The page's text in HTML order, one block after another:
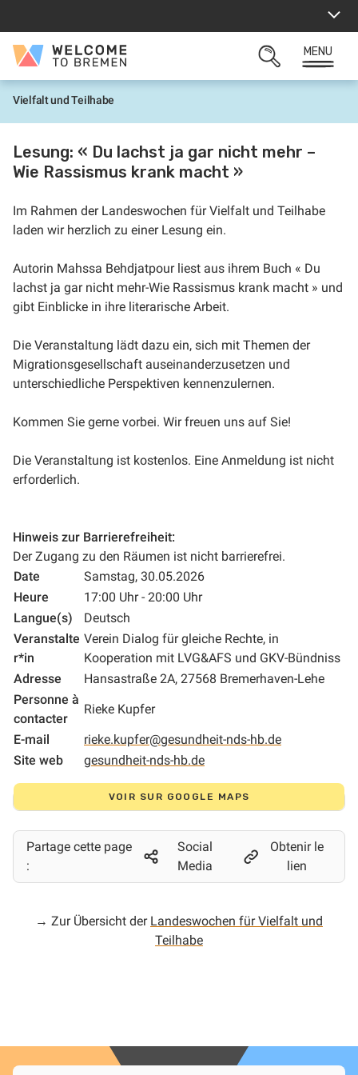
contenu
Welcome
Bremen
OUVRIR
MENU
A
u
e
i
Vielfalt und Teilhabe
Lesung: « Du lachst ja gar nicht mehr –
Wie Rassismus krank macht »
Im Rahmen der Landeswochen für Vielfalt und Teilhabe
laden wir herzlich zu einer Lesung ein.
Autorin Mahssa Behdjatpour liest aus ihrem Buch « Du
lachst ja gar nicht mehr-Wie Rassismus krank macht » und
gibt Einblicke in ihre literarische Arbeit.
Die Veranstaltung lädt dazu ein, sich mit Themen der
Migrationsgesellschaft auseinanderzusetzen und
unterschiedliche Perspektiven kennenzulernen.
Kommen Sie gerne vorbei. Wir freuen uns auf Sie!
Die Veranstaltung ist kostenlos. Eine Anmeldung ist nicht
erforderlich.
Hinweis zur Barrierefreiheit:
Der Zugang zu den Räumen ist nicht barrierefrei.
Date
Samstag, 30.05.2026
Heure
17:00 Uhr - 20:00 Uhr
Langue(s)
Deutsch
Veranstalte
r*in
Verein Dialog für gleiche Rechte, in
Kooperation mit LVG&AFS und GKV-Bündniss
Adresse
Hansastraße 2A, 27568 Bremerhaven-Lehe
Personne à
contacter
Rieke Kupfer
E-mail
rieke.kupfer@gesundheit-nds-hb.de
Site web
gesundheit-nds-hb.de
VOIR SUR GOOGLE MAPS
Partage cette page
:
Social
Media
Obtenir le
lien
→ Zur Übersicht der Landeswochen für Vielfalt und
Teilhabe